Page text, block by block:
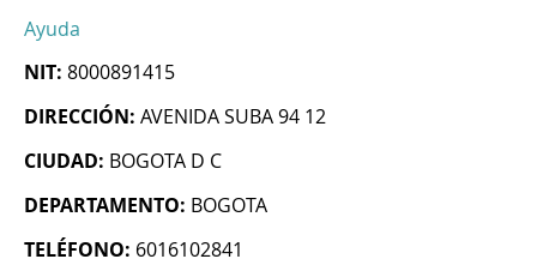
Ayuda
NIT: 8000891415
DIRECCIÓN: AVENIDA SUBA 94 12
CIUDAD: BOGOTA D C
DEPARTAMENTO: BOGOTA
TELÉFONO: 6016102841